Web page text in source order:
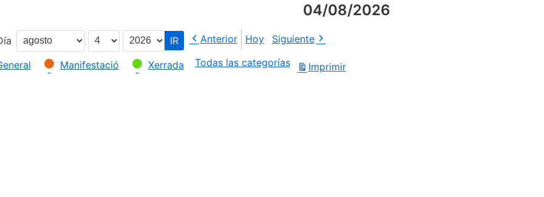
04/08/2026
Mes
Día
Año
Anterior Hoy Siguiente
Manifestació Xerrada Todas las categorías Imprimir